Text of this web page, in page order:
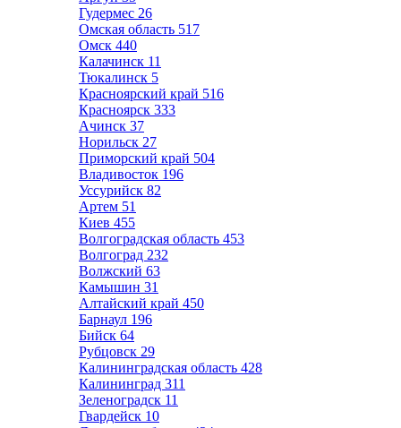
Гудермес 26
Омская область 517
Омск 440
Калачинск 11
Тюкалинск 5
Красноярский край 516
Красноярск 333
Ачинск 37
Норильск 27
Приморский край 504
Владивосток 196
Уссурийск 82
Артем 51
Киев 455
Волгоградская область 453
Волгоград 232
Волжский 63
Камышин 31
Алтайский край 450
Барнаул 196
Бийск 64
Рубцовск 29
Калининградская область 428
Калининград 311
Зеленоградск 11
Гвардейск 10